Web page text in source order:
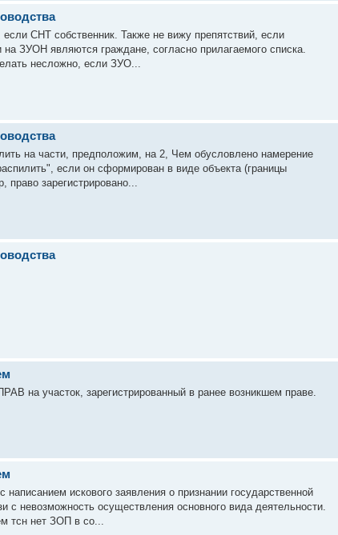
СНТ собственник. Также не вижу препятствий, если
ЗУОН являются граждане, согласно прилагаемого списка.
несложно, если ЗУО...
на части, предположим, на 2, Чем обусловлено намерение
если он сформирован в виде объекта (границы
зарегистрировано...
на участок, зарегистрированный в ранее возникшем праве.
искового заявления о признании государственной
с невозможность осуществления основного вида деятельности.
тсн нет ЗОП в со...